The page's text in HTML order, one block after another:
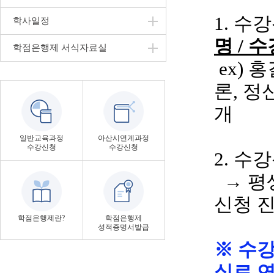
학사일정
학점은행제 서식자료실
일반교육과정
수강신청
아산시연계과정
수강신청
학점은행제란?
학점은행제
성적증명서발급
1. 수
명/
ex) 홍
론, 정
개
2. 수
→ 평
신청
※ 수